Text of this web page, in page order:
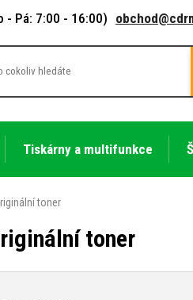
- Pá: 7:00 - 16:00)
Tiskárny a multifunkce
toner
toner